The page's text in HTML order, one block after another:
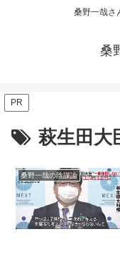
桑野一哉さ
桑
PR
萩生田大
桑野一哉の陰謀論